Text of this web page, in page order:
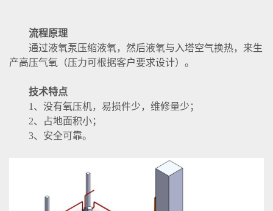
流程原理
通过液氧泵压缩液氧，然后液氧与入塔空气换热，来生
产高压气氧（压力可根据客户要求设计）。
技术特点
1、没有氧压机，易损件少，维修量少；
2、占地面积小；
3、安全可靠。